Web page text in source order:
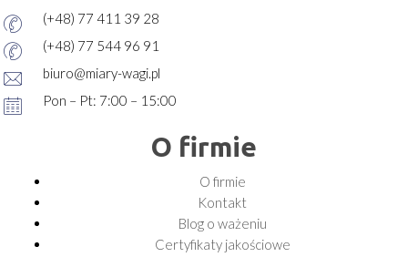
(+48) 77 411 39 28
(+48) 77 544 96 91
biuro@miary-wagi.pl
Pon – Pt: 7:00 – 15:00
O firmie
O firmie
Kontakt
Blog o ważeniu
Certyfikaty jakościowe